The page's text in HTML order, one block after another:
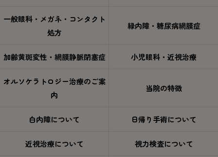
一般眼科・メガネ・コンタクト
処方
緑内障・糖尿病網膜症
加齢黄斑変性・網膜静脈閉塞症 小児眼科・近視治療
オルソケラトロジー治療のご案
内
当院の特徴
白内障について 日帰り手術について
近視治療について 視力検査について